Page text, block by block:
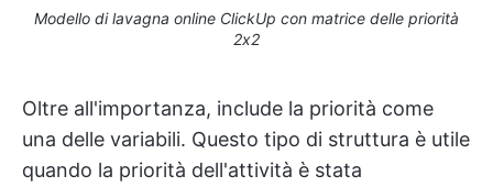
Modello di lavagna online ClickUp con matrice delle priorità
2x2
Oltre all'importanza, include la priorità come
una delle variabili. Questo tipo di struttura è utile
quando la priorità dell'attività è stata